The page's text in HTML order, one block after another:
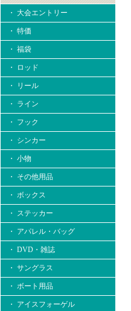
・ 大会エントリー
・ 特価
・ 福袋
・ ロッド
・ リール
・ ライン
・ フック
・ シンカー
・ 小物
・ その他用品
・ ボックス
・ ステッカー
・ アパレル・バッグ
・ DVD・雑誌
・ サングラス
・ ボート用品
・ アイスフォーゲル